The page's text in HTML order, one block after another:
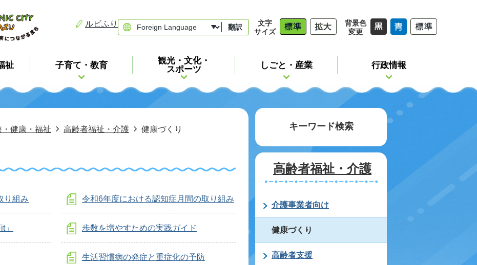
ルビふり 翻訳
文字
サイズ
背景色
変更
祉 子育て・教育
観光・文化・
スポーツ
しごと・産業 行政情報
・健康・福祉 高齢者福祉・介護 健康づくり
り組み 令和6年度における認知症月間の取り組み
歩数を増やすための実践ガイド
生活習慣病の発症と重症化の予防
キーワード検索
高齢者福祉・介護
介護事業者向け
健康づくり
高齢者支援